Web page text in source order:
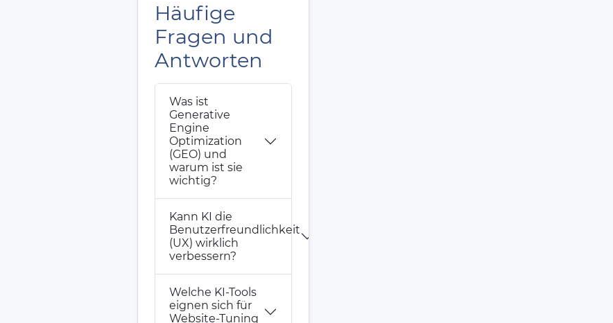
Häufige
Fragen und
Antworten
Was ist
Generative
Engine
Optimization
(GEO) und
warum ist sie
wichtig?
Kann KI die
Benutzerfreundlichkeit
(UX) wirklich
verbessern?
Welche KI-Tools
eignen sich für
Website-Tuning